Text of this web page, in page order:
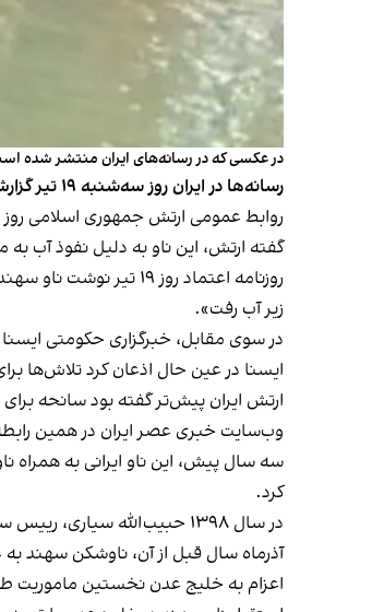
در عکسی که در رسانه‌های ایران منتشر شده
رسانه‌ها در ایران روز سه‌شنبه ۱۹ تیر گزارش دادند ناوشکن سهند متعلق به نیروی دریایی ارتش جمهوری اسلامی به طور کامل در سواحل بندرعباس به زیر آب رفته و غرق شده است.
روابط عمومی ارتش جمهوری اسلامی روز ۱۷ تیر
گفته ارتش، این ناو به دلیل نفوذ آب
روزنامه اعتماد روز
زیر آب رفت».
در سوی مقابل، خبرگزاری حکومتی ایسنا گفت عمق ساحل محل سانحه
ایسنا در عین حال اذعان کرد تلاش‌ها
ارتش ایران پیش‌تر گفته بود سانحه
وب‌سایت خبری عصر ایران در همین
کرد.
در سال ۱۳۹۸ حبیب‌الله سیاری، رییس ستاد ارتش جمهوری اسلامی ایران، از استقرار ناوشکن سهند در خلیج عدن در چارچوب یک «ماموریت بلندمدت» خبر داد.
آذرماه سال قبل از آن، ناوشکن سهند
اعزام به خلیج عدن نخستین ماموریت